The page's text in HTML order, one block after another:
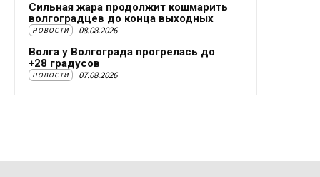
Сильная жара продолжит кошмарить
волгоградцев до конца выходных
НОВОСТИ 08.08.2026
Волга у Волгограда прогрелась до
+28 градусов
НОВОСТИ 07.08.2026